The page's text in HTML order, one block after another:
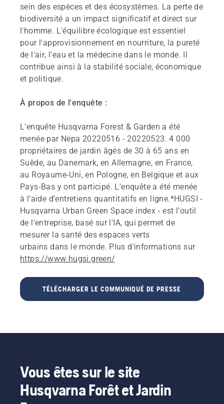
sein des espèces et des écosystèmes. La perte de
biodiversité a un impact significatif et direct sur
l'homme. L'équilibre écologique est essentiel
pour l'approvisionnement en nourriture, la pureté
de l'air, l'eau et la médecine dans le monde. Il
contribue ainsi à la stabilité sociale, économique
et politique.
À propos de l'enquête :
L'enquête Husqvarna Forest & Garden a été
menée par Nepa 20220516 - 20220523. 4 000
propriétaires de jardin âgés de 30 à 65 ans en
Suède, au Danemark, en Allemagne, en France,
au Royaume-Uni, en Pologne, en Belgique et aux
Pays-Bas y ont participé. L'enquête a été menée
à l’aide d’entretiens quantitatifs en ligne.*HUGSI -
Husqvarna Urban Green Space index - est l'outil
de l'entreprise, basé sur l'IA, qui permet de
mesurer la santé des espaces verts
urbains dans le monde. Plus d'informations sur
https://www.hugsi.green/
TÉLÉCHARGER LE COMMUNIQUÉ DE PRESSE
Vous êtes sur le site
Husqvarna Forêt et Jardin